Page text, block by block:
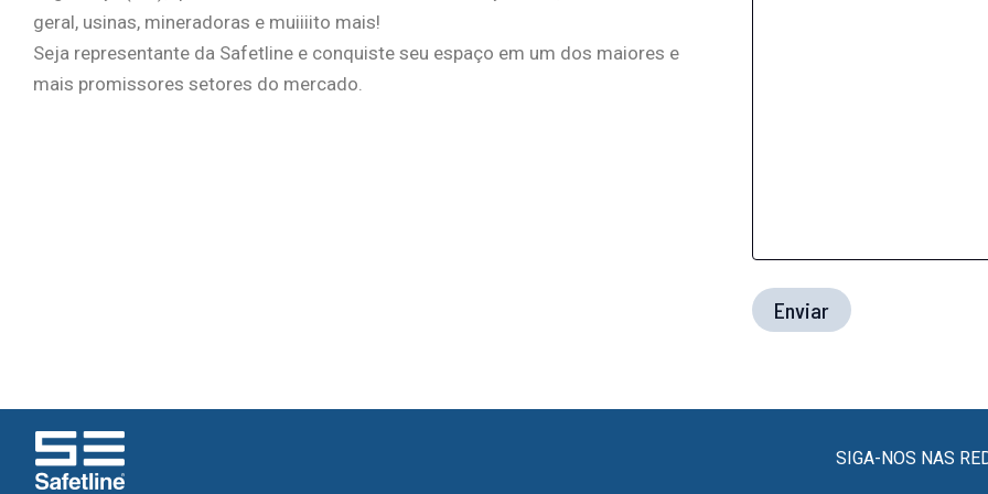
geral, usinas, mineradoras e muiiiito mais!
Seja representante da Safetline e conquiste seu espaço em um dos maiores e
mais promissores setores do mercado.
SIGA-NOS NAS